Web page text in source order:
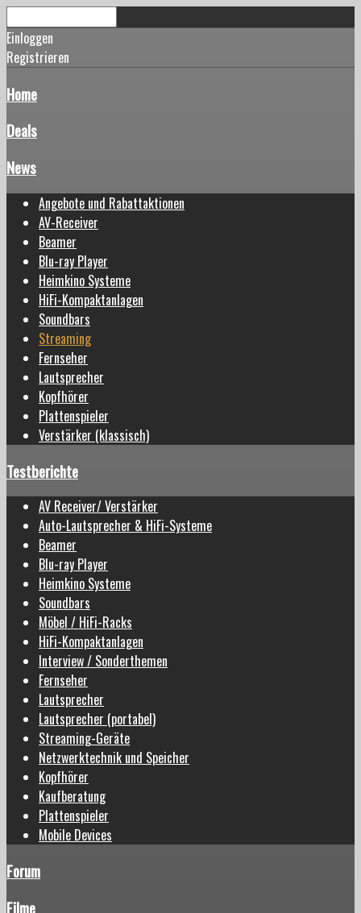
Einloggen
Registrieren
Home
Deals
News
Angebote und Rabattaktionen
AV-Receiver
Beamer
Blu-ray Player
Heimkino Systeme
HiFi-Kompaktanlagen
Soundbars
Streaming
Fernseher
Lautsprecher
Kopfhörer
Plattenspieler
Verstärker (klassisch)
Testberichte
AV Receiver/ Verstärker
Auto-Lautsprecher & HiFi-Systeme
Beamer
Blu-ray Player
Heimkino Systeme
Soundbars
Möbel / HiFi-Racks
HiFi-Kompaktanlagen
Interview / Sonderthemen
Fernseher
Lautsprecher
Lautsprecher (portabel)
Streaming-Geräte
Netzwerktechnik und Speicher
Kopfhörer
Kaufberatung
Plattenspieler
Mobile Devices
Forum
Filme